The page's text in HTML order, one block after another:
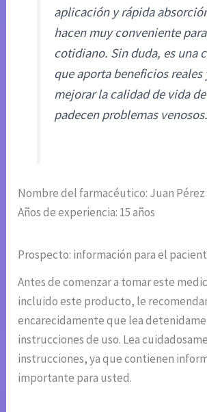
aplicación y rápida
hacen muy conveniente
cotidiano. Sin duda, es una
que aporta beneficios reales
mejorar la calidad de vida
padecen problemas venosos.
Nombre del farmacéutico: Juan Pérez
Años de experiencia: 15 años
Prospecto: información para el
Antes de comenzar a tomar este
incluido este producto, le
encarecidamente que lea
instrucciones de uso. Lea
instrucciones, ya que contienen
importante para usted.